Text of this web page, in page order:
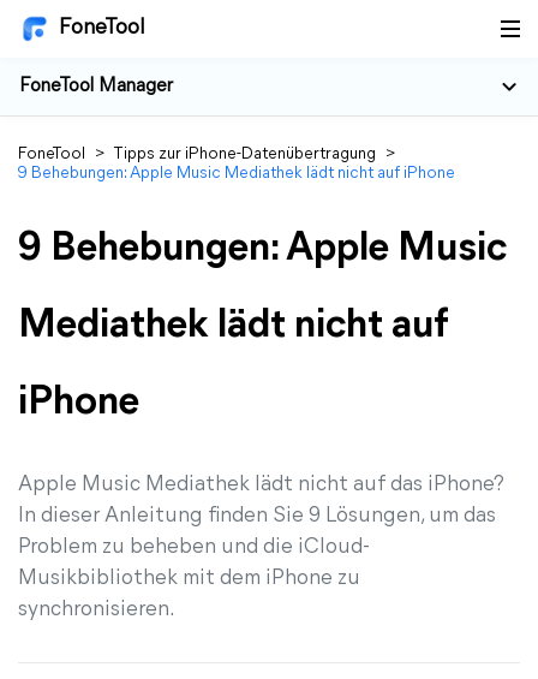
FoneTool
FoneTool Manager
FoneTool > Tipps zur iPhone-Datenübertragung
>
9 Behebungen: Apple Music Mediathek lädt nicht auf iPhone
9 Behebungen: Apple Music
Mediathek lädt nicht auf
iPhone
Apple Music Mediathek lädt nicht auf das iPhone?
In dieser Anleitung finden Sie 9 Lösungen, um das
Problem zu beheben und die iCloud-
Musikbibliothek mit dem iPhone zu
synchronisieren.